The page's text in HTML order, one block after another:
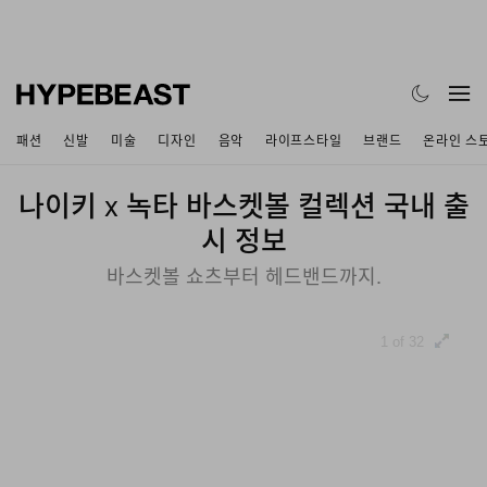
패션 신발 미술 디자인 음악 라이프스타일 브랜드 온라인 스
나이키 x 녹타 바스켓볼 컬렉션 국내 출
시 정보
바스켓볼 쇼츠부터 헤드밴드까지.